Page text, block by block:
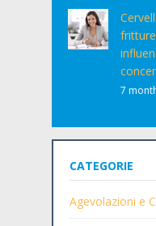
7
CATEGORIE
Agevolazioni e